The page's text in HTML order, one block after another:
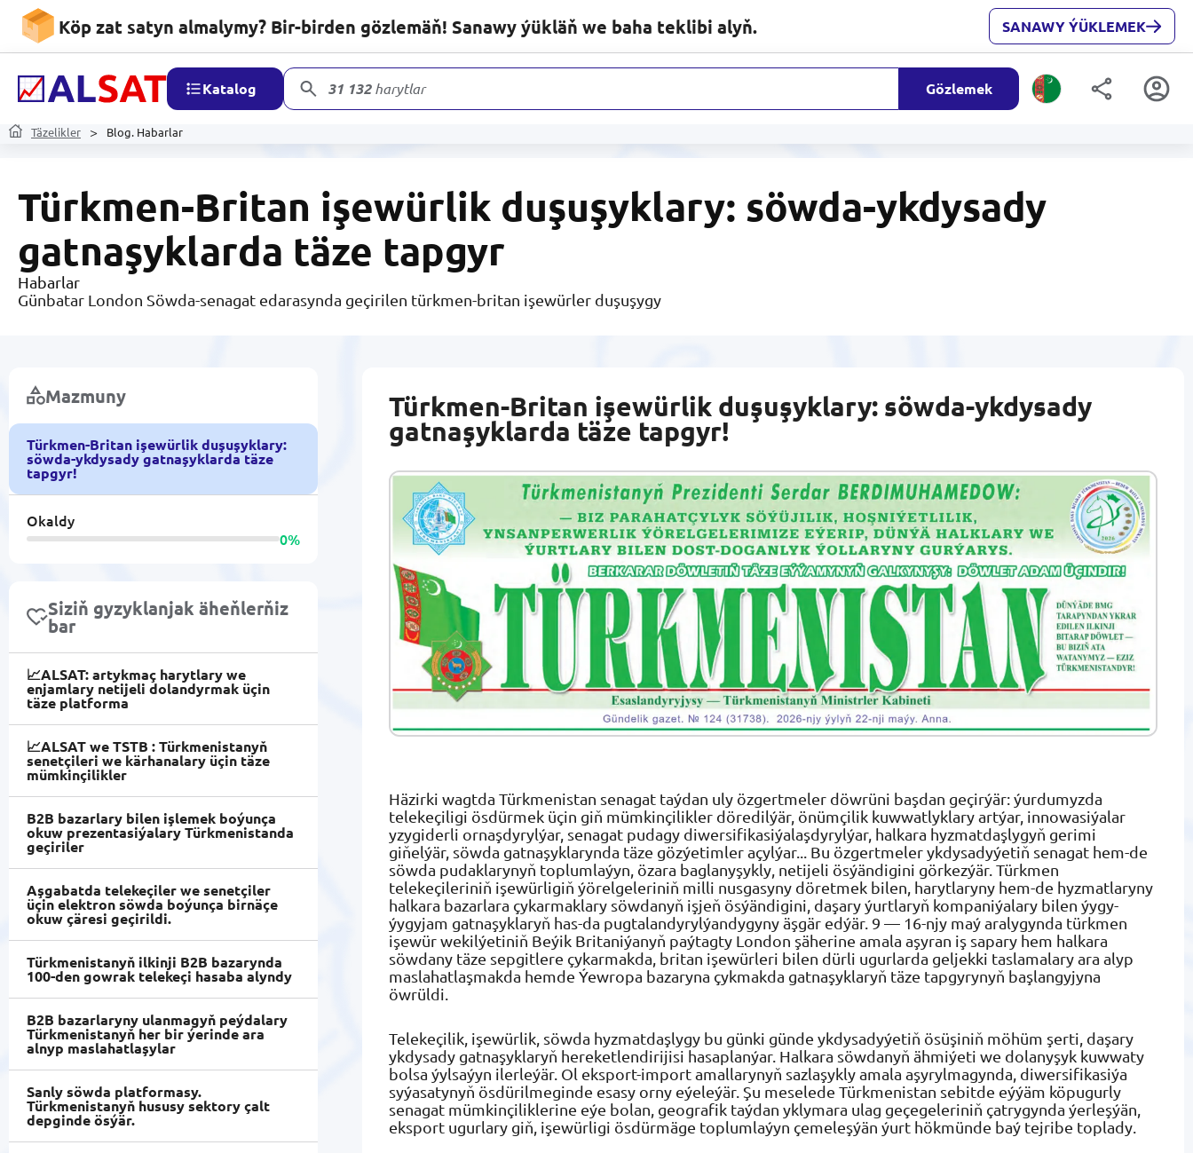
Köp zat satyn almalymy? Bir-birden gözlemäň! Sanawy ýükläň we baha teklibi alyň. SANAWY ÝÜKLEMEK
Katalog 31 132harytlaryň arasynda Gözlemek
Täzelikler Blog. Habarlar
Türkmen-Britan işewürlik duşuşyklary: söwda-ykdysady
gatnaşyklarda täze tapgyr
Habarlar
Günbatar London Söwda-senagat edarasynda geçirilen türkmen-britan işewürler duşuşygy
Mazmuny
Türkmen-Britan işewürlik duşuşyklary:
söwda-ykdysady gatnaşyklarda täze
tapgyr!
Okaldy
0%
Siziň gyzyklanjak äheňlerňiz
bar
📈ALSAT: artykmaç harytlary we
enjamlary netijeli dolandyrmak üçin
täze platforma
📈ALSAT we TSTB : Türkmenistanyň
senetçileri we kärhanalary üçin täze
mümkinçilikler
B2B bazarlary bilen işlemek boýunça
okuw prezentasiýalary Türkmenistanda
geçiriler
Aşgabatda telekeçiler we senetçiler
üçin elektron söwda boýunça birnäçe
okuw çäresi geçirildi.
Türkmenistanyň ilkinji B2B bazarynda
100-den gowrak telekeçi hasaba alyndy
B2B bazarlaryny ulanmagyň peýdalary
Türkmenistanyň her bir ýerinde ara
alnyp maslahatlaşylar
Sanly söwda platformasy.
Türkmenistanyň hususy sektory çalt
depginde ösýär.
Türkmen-Britan işewürlik duşuşyklary: söwda-ykdysady
gatnaşyklarda täze tapgyr!
Häzirki wagtda Türkmenistan senagat taýdan uly özgertmeler döwrüni başdan geçirýär: ýurdumyzda
telekeçiligi ösdürmek üçin giň mümkinçilikler döredilýär, önümçilik kuwwatlyklary artýar, innowasiýalar
yzygiderli ornaşdyrylýar, senagat pudagy diwersifikasiýalaşdyrylýar, halkara hyzmatdaşlygyň gerimi
giňelýär, söwda gatnaşyklarynda täze gözýetimler açylýar... Bu özgertmeler ykdysadyýetiň senagat hem-de
söwda pudaklarynyň toplumlaýyn, özara baglanyşykly, netijeli ösýändigini görkezýär. Türkmen
telekeçileriniň işewürligiň ýörelgeleriniň milli nusgasyny döretmek bilen, harytlaryny hem-de hyzmatlaryny
halkara bazarlara çykarmaklary söwdanyň işjeň ösýändigini, daşary ýurtlaryň kompaniýalary bilen ýygy-
ýygyjam gatnaşyklaryň has-da pugtalandyrylýandygyny äşgär edýär. 9 — 16-njy maý aralygynda türkmen
işewür wekilýetiniň Beýik Britaniýanyň paýtagty London şäherine amala aşyran iş sapary hem halkara
söwdany täze sepgitlere çykarmakda, britan işewürleri bilen dürli ugurlarda geljekki taslamalary ara alyp
maslahatlaşmakda hemde Ýewropa bazaryna çykmakda gatnaşyklaryň täze tapgyrynyň başlangyjyna
öwrüldi.
Telekeçilik, işewürlik, söwda hyzmatdaşlygy bu günki günde ykdysadyýetiň ösüşiniň möhüm şerti, daşary
ykdysady gatnaşyklaryň hereketlendirijisi hasaplanýar. Halkara söwdanyň ähmiýeti we dolanyşyk kuwwaty
bolsa ýylsaýyn ilerleýär. Ol eksport-import amallarynyň sazlaşykly amala aşyrylmagynda, diwersifikasiýa
syýasatynyň ösdürilmeginde esasy orny eýeleýär. Şu meselede Türkmenistan sebitde eýýäm köpugurly
senagat mümkinçiliklerine eýe bolan, geografik taýdan yklymara ulag geçegeleriniň çatrygynda ýerleşýän,
eksport ugurlary giň, işewürligi ösdürmäge toplumlaýyn çemeleşýän ýurt hökmünde baý tejribe toplady.